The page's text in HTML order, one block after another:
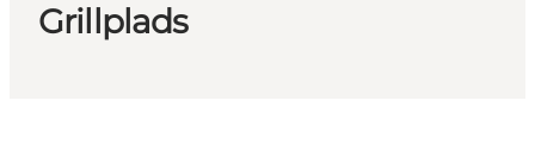
Grillplads